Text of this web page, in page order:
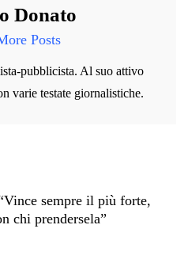
Donato
Posts
pubblicista. Al suo attivo
varie testate giornalistiche.
sempre il più forte,
chi prendersela”